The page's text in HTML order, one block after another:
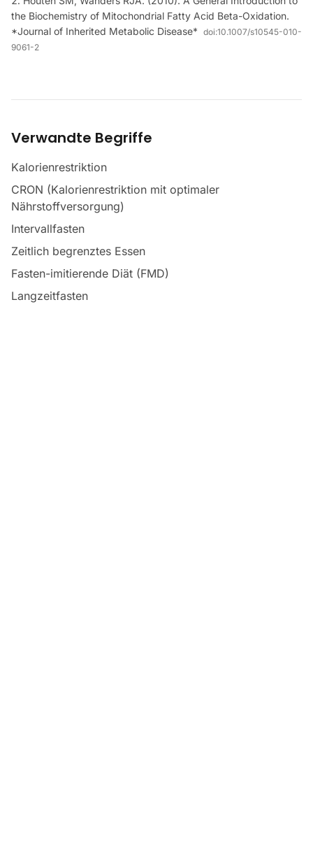
the Biochemistry of Mitochondrial Fatty Acid Beta-Oxidation.
*Journal of Inherited Metabolic Disease* doi:10.1007/s10545-010-
9061-2
Verwandte Begriffe
Kalorienrestriktion
CRON (Kalorienrestriktion mit optimaler
Nährstoffversorgung)
Intervallfasten
Zeitlich begrenztes Essen
Fasten-imitierende Diät (FMD)
Langzeitfasten